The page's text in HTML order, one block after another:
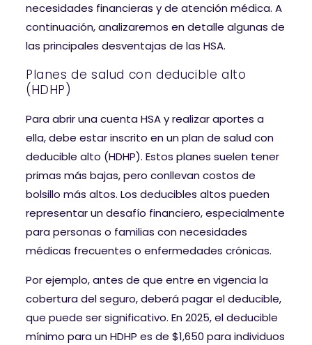
necesidades financieras y de atención médica. A
continuación, analizaremos en detalle algunas de
las principales desventajas de las HSA.
Planes de salud con deducible alto
(HDHP)
Para abrir una cuenta HSA y realizar aportes a
ella, debe estar inscrito en un plan de salud con
deducible alto (HDHP). Estos planes suelen tener
primas más bajas, pero conllevan costos de
bolsillo más altos. Los deducibles altos pueden
representar un desafío financiero, especialmente
para personas o familias con necesidades
médicas frecuentes o enfermedades crónicas.
Por ejemplo, antes de que entre en vigencia la
cobertura del seguro, deberá pagar el deducible,
que puede ser significativo. En 2025, el deducible
mínimo para un HDHP es de $1,650 para individuos